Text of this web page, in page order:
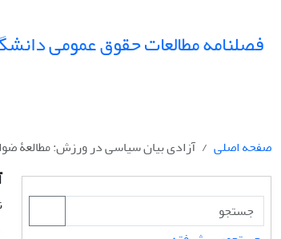
فصلنامه مطالعات حقوق عمومی
صفحه اصلی آزادی بیان سیاسی در ورزش: مطالعۀ